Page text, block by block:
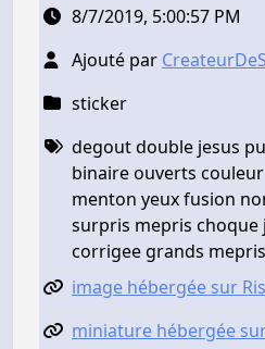
8/7/2019, 5:00:57 PM
Ajouté par
sticker
degout double jesus
binaire ouverts
menton yeux fusion
surpris mepris choque
corrigee grands
image hébergée sur
miniature hébergée